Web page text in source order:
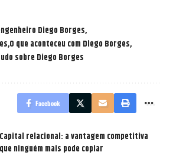
Diego Borges
O que aconteceu com Diego Borges
sobre Diego Borges
Facebook
Capital relacional: a vantagem competitiva
que ninguém mais pode copiar